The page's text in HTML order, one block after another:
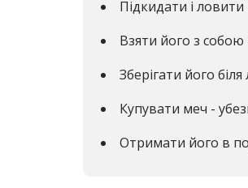
Підкидати і
Взяти його з
Зберігати його
Купувати меч -
Отримати його в